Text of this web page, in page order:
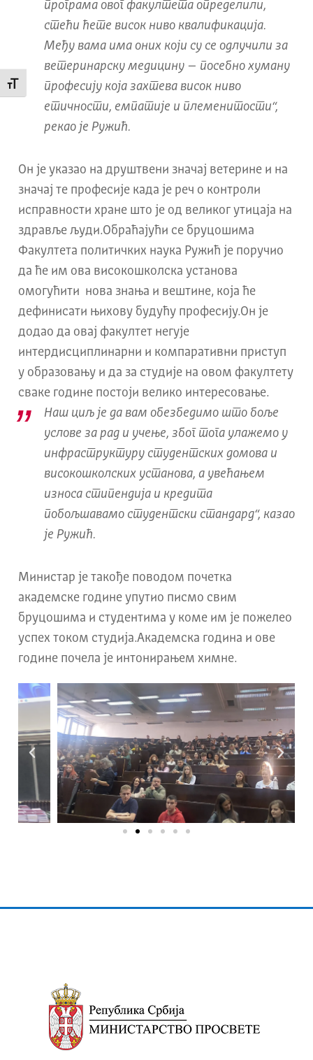
Промени величину слова
програма овог факултета определили,
стећи ћете висок ниво квалификација.
Међу вама има оних који су се одлучили за
ветеринарску медицину – посебно хуману
професију која захтева висок ниво
етичности, емпатије и племенитости“,
рекао је Ружић.
Он је указао на друштвени значај ветерине и на
значај те професије када је реч о контроли
исправности хране што је од великог утицаја на
здравље људи.Обраћајући се бруцошима
Факултета политичких наука Ружић је поручио
да ће им ова високошколска установа
омогућити нова знања и вештине, која ће
дефинисати њихову будућу професију.Он је
додао да овај факултет негује
интердисциплинарни и компаративни приступ
у образовању и да за студије на овом факултету
сваке године постоји велико интересовање.
Наш циљ је да вам обезбедимо што боље
услове за рад и учење, због тога улажемо у
инфраструктуру студентских домова и
високошколских установа, а увећањем
износа стипендија и кредита
побољшавамо студентски стандард“, казао
је Ружић.
Министар је такође поводом почетка
академске године упутио писмо свим
бруцошима и студентима у коме им је пожелео
успех током студија.Академска година и ове
године почела је интонирањем химне.